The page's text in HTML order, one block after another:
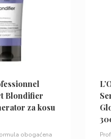
Blondifier
za kosu
obogaćena